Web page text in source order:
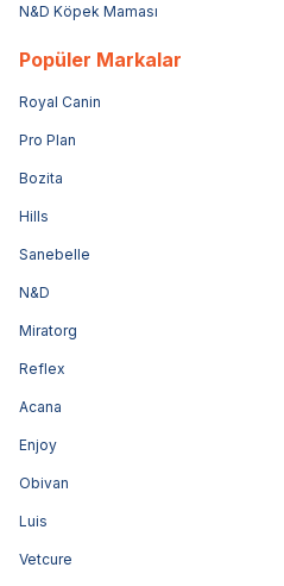
N&D Köpek Maması
Popüler Markalar
Royal Canin
Pro Plan
Bozita
Hills
Sanebelle
N&D
Miratorg
Reflex
Acana
Enjoy
Obivan
Luis
Vetcure